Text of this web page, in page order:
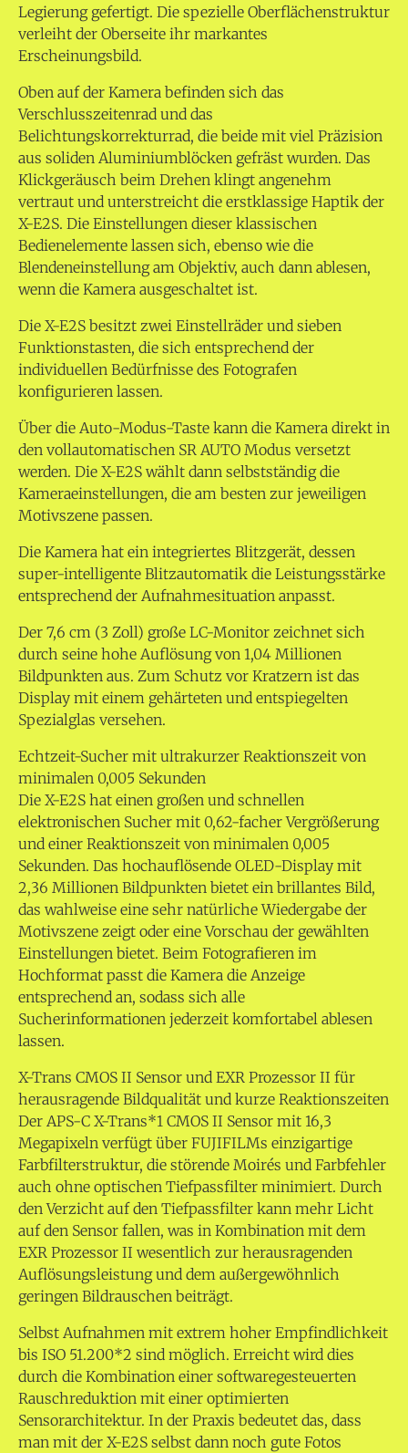
Legierung gefertigt. Die spezielle Oberflächenstruktur
verleiht der Oberseite ihr markantes
Erscheinungsbild.
Oben auf der Kamera befinden sich das
Verschlusszeitenrad und das
Belichtungskorrekturrad, die beide mit viel Präzision
aus soliden Aluminiumblöcken gefräst wurden. Das
Klickgeräusch beim Drehen klingt angenehm
vertraut und unterstreicht die erstklassige Haptik der
X-E2S. Die Einstellungen dieser klassischen
Bedienelemente lassen sich, ebenso wie die
Blendeneinstellung am Objektiv, auch dann ablesen,
wenn die Kamera ausgeschaltet ist.
Die X-E2S besitzt zwei Einstellräder und sieben
Funktionstasten, die sich entsprechend der
individuellen Bedürfnisse des Fotografen
konfigurieren lassen.
Über die Auto-Modus-Taste kann die Kamera direkt in
den vollautomatischen SR AUTO Modus versetzt
werden. Die X-E2S wählt dann selbstständig die
Kameraeinstellungen, die am besten zur jeweiligen
Motivszene passen.
Die Kamera hat ein integriertes Blitzgerät, dessen
super-intelligente Blitzautomatik die Leistungsstärke
entsprechend der Aufnahmesituation anpasst.
Der 7,6 cm (3 Zoll) große LC-Monitor zeichnet sich
durch seine hohe Auflösung von 1,04 Millionen
Bildpunkten aus. Zum Schutz vor Kratzern ist das
Display mit einem gehärteten und entspiegelten
Spezialglas versehen.
Echtzeit-Sucher mit ultrakurzer Reaktionszeit von
minimalen 0,005 Sekunden
Die X-E2S hat einen großen und schnellen
elektronischen Sucher mit 0,62-facher Vergrößerung
und einer Reaktionszeit von minimalen 0,005
Sekunden. Das hochauflösende OLED-Display mit
2,36 Millionen Bildpunkten bietet ein brillantes Bild,
das wahlweise eine sehr natürliche Wiedergabe der
Motivszene zeigt oder eine Vorschau der gewählten
Einstellungen bietet. Beim Fotografieren im
Hochformat passt die Kamera die Anzeige
entsprechend an, sodass sich alle
Sucherinformationen jederzeit komfortabel ablesen
lassen.
X-Trans CMOS II Sensor und EXR Prozessor II für
herausragende Bildqualität und kurze Reaktionszeiten
Der APS-C X-Trans*1 CMOS II Sensor mit 16,3
Megapixeln verfügt über FUJIFILMs einzigartige
Farbfilterstruktur, die störende Moirés und Farbfehler
auch ohne optischen Tiefpassfilter minimiert. Durch
den Verzicht auf den Tiefpassfilter kann mehr Licht
auf den Sensor fallen, was in Kombination mit dem
EXR Prozessor II wesentlich zur herausragenden
Auflösungsleistung und dem außergewöhnlich
geringen Bildrauschen beiträgt.
Selbst Aufnahmen mit extrem hoher Empfindlichkeit
bis ISO 51.200*2 sind möglich. Erreicht wird dies
durch die Kombination einer softwaregesteuerten
Rauschreduktion mit einer optimierten
Sensorarchitektur. In der Praxis bedeutet das, dass
man mit der X-E2S selbst dann noch gute Fotos